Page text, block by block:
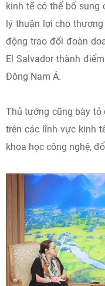
kinh tế có thể bổ sung
lý thuận lợi cho
động trao đổi đoàn
El Salvador thành
Đông Nam Á.
Thủ tướng cũng bày
trên các lĩnh vực kinh
khoa học công nghệ,